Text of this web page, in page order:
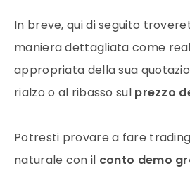
In breve, qui di seguito
maniera dettagliata come
appropriata della sua
rialzo o al ribasso sul prezzo
Potresti provare a fare
naturale con il conto demo